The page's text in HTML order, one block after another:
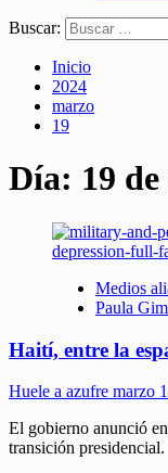
Buscar:
Inicio
2024
marzo
19
Día: 19
Medios
Paula
Haití, entre la
Huele a azufre marzo
El gobierno anunció
transición